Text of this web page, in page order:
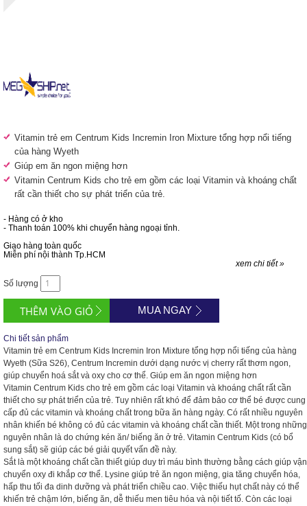
Vitamin trẻ em Centrum Kids Incremin Iron Mixture tổng hợp nổi tiếng
của hàng Wyeth
Giúp em ăn ngon miệng hơn
Vitamin Centrum Kids cho trẻ em gồm các loại Vitamin và khoáng chất
rất cần thiết cho sự phát triển của trẻ.
- Hàng có ở kho
- Thanh toán 100% khi chuyển hàng ngoại tỉnh.
Giao hàng toàn quốc
Miễn phí nội thành Tp.HCM
xem chi tiết »
Số lượng
MUA NGAY
Chi tiết sản phẩm
Vitamin trẻ em Centrum Kids Incremin Iron Mixture tổng hợp nổi tiếng của hàng
Wyeth (Sữa S26), Centrum Incremin dưới dạng nước vị cherry rất thơm ngon,
giúp chuyển hoá sắt và oxy cho cơ thể. Giúp em ăn ngon miệng hơn
Vitamin Centrum Kids cho trẻ em gồm các loại Vitamin và khoáng chất rất cần
thiết cho sự phát triển của trẻ. Tuy nhiên rất khó để đảm bảo cơ thể bé được cung
cấp đủ các vitamin và khoáng chất trong bữa ăn hàng ngày. Có rất nhiều nguyên
nhân khiến bé không có đủ các vitamin và khoáng chất cần thiết. Một trong những
nguyên nhân là do chứng kén ăn/ biếng ăn ở trẻ. Vitamin Centrum Kids (có bổ
sung sắt) sẽ giúp các bé giải quyết vấn đề này.
Sắt là một khoáng chất cần thiết giúp duy trì máu bình thường bằng cách giúp vận
chuyển oxy đi khắp cơ thể. Lysine giúp trẻ ăn ngon miệng, gia tăng chuyển hóa,
hấp thu tối đa dinh dưỡng và phát triển chiều cao. Việc thiếu hụt chất này có thể
khiến trẻ chậm lớn, biếng ăn, dễ thiếu men tiêu hóa và nội tiết tố. Còn các loại